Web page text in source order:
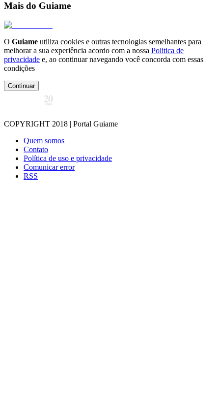
Mais do Guiame
O Guiame utiliza cookies e outras tecnologias semelhantes para
melhorar a sua experiência acordo com a nossa Politica de
privacidade e, ao continuar navegando você concorda com essas
condições
Continuar
COPYRIGHT 2018 | Portal Guiame
Quem somos
Contato
Política de uso e privacidade
Comunicar error
RSS